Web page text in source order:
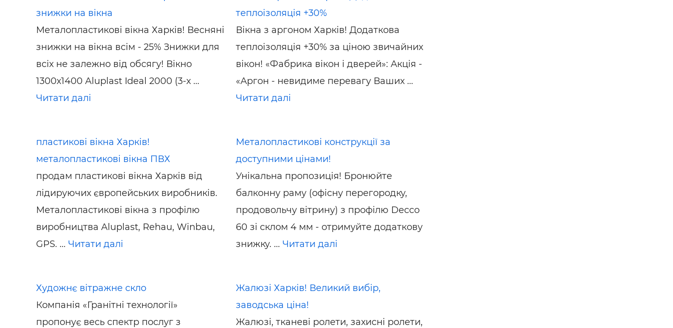
знижки на вікна
Металопластикові вікна Харків! Весняні
знижки на вікна всім - 25% Знижки для
всіх не залежно від обсягу! Вікно
1300х1400 Aluplast Ideal 2000 (3-х ...
Читати далі
теплоізоляція +30%
Вікна з аргоном Харків! Додаткова
теплоізоляція +30% за ціною звичайних
вікон! «Фабрика вікон і дверей»: Акція -
«Аргон - невидиме перевагу Ваших ...
Читати далі
пластикові вікна Харків!
металопластикові вікна ПВХ
продам пластикові вікна Харків від
лідируючих європейських виробників.
Металопластикові вікна з профілю
виробництва Aluplast, Rehau, Winbau,
GPS. ... Читати далі
Металопластикові конструкції за
доступними цінами!
Унікальна пропозиція! Бронюйте
балконну раму (офісну перегородку,
продовольчу вітрину) з профілю Decco
60 зі склом 4 мм - отримуйте додаткову
знижку. ... Читати далі
Художнє вітражне скло
Компанія «Гранітні технології»
пропонує весь спектр послуг з
Жалюзі Харків! Великий вибір,
заводська ціна!
Жалюзі, тканеві ролети, захисні ролети,